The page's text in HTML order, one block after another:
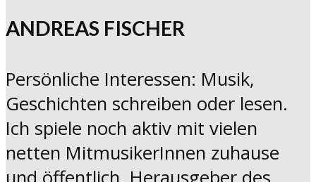
ANDREAS FISCHER
Persönliche Interessen: Musik,
Geschichten schreiben oder lesen.
Ich spiele noch aktiv mit vielen
netten MitmusikerInnen zuhause